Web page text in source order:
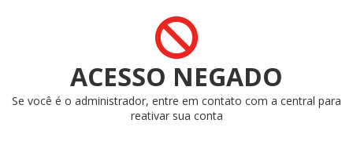
ACESSO NEGADO
Se você é o administrador, entre em contato com a central para
reativar sua conta